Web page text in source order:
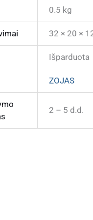
0.5 kg
32 × 20 ×
Išparduota
ZOJAS
2 – 5 d.d.